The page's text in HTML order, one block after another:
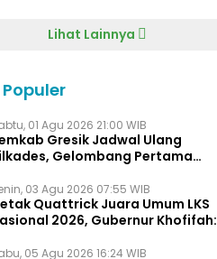
Lihat Lainnya
01 Agu 2026 21:00 WIB
Gresik Jadwal Ulang
Gelombang Pertama
03 Agu 2026 07:55 WIB
Quattrick Juara Umum LKS
2026, Gubernur Khofifah:
05 Agu 2026 16:24 WIB